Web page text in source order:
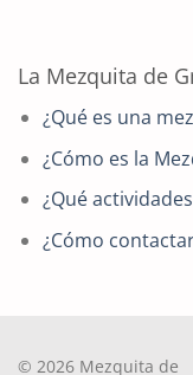
La Mezquita de
¿Qué es una
¿Cómo es la
¿Qué
¿Cómo
© 2026 Mezquita de